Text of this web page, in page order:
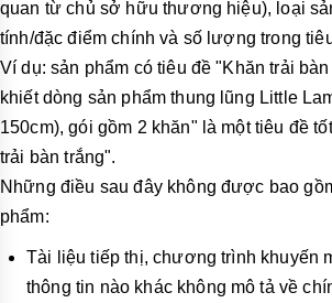
quan từ chủ sở hữu thương hiệu), loại
tính/đặc điểm chính và số lượng trong
Ví dụ: sản phẩm có tiêu đề "Khăn trải
khiết dòng sản phẩm thung lũng Little
150cm), gói gồm 2 khăn" là một tiêu đề
trải bàn trắng".
Những điều sau đây không được bao
phẩm:
Tài liệu tiếp thị, chương trình khuyến
thông tin nào khác không mô tả về